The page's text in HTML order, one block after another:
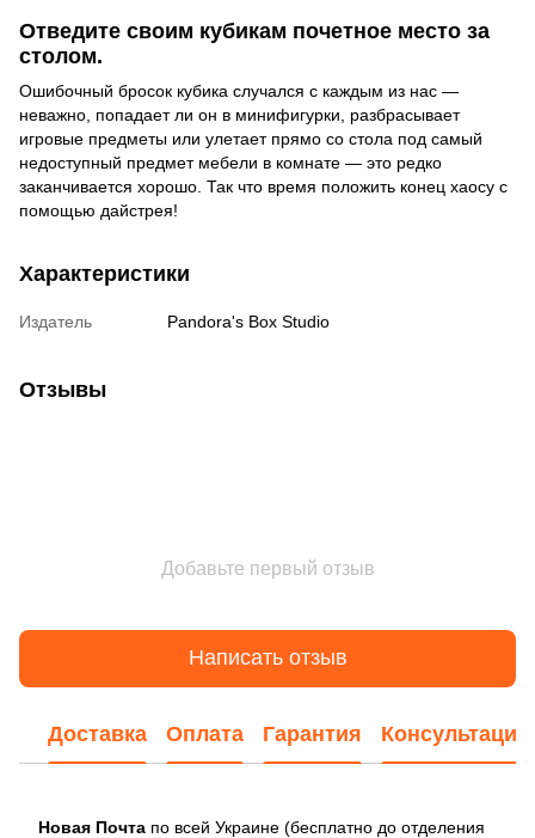
Отведите своим кубикам почетное место за
столом.
Ошибочный бросок кубика случался с каждым из нас —
неважно, попадает ли он в минифигурки, разбрасывает
игровые предметы или улетает прямо со стола под самый
недоступный предмет мебели в комнате — это редко
заканчивается хорошо. Так что время положить конец хаосу с
помощью дайстрея!
Характеристики
Издатель Pandora's Box Studio
Отзывы
Добавьте первый отзыв
Написать отзыв
Доставка Оплата Гарантия Консультация
Новая Почта по всей Украине (бесплатно до отделения